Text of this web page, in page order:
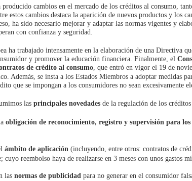
cambios en el mercado de los créditos al consumo,
estos cambios destaca la aparición de nuevos productos y los
ha sido necesario mejorar y adaptar las normas vigentes y
con confianza y seguridad.
ha trabajado intensamente en la elaboración de una Directiva
y promover la educación financiera. Finalmente, el
de crédito al consumo, que entró en vigor el 19 de
Además, se insta a los Estados Miembros a adoptar medidas
que se impongan a los consumidores no sean excesivamente
las principales novedades de la regulación de los
obligación de reconocimiento, registro y supervisión para
ámbito de aplicación (incluyendo, entre otros: contratos de
cuyo reembolso haya de realizarse en 3 meses con unos gastos
las normas de publicidad para no generar en el consumidor